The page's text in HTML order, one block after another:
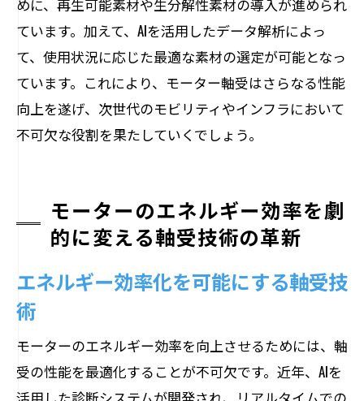
めに、再生可能素材や生分解性素材の導入が進められ
ています。加えて、AIを活用したデータ解析によっ
て、使用状況に応じた最適な素材の選定が可能となっ
ています。これにより、モーター軸受はさらなる性能
向上を遂げ、次世代のモビリティやインフラにおいて
不可欠な役割を果たしていくでしょう。
モーターのエネルギー効率を劇
的に変える軸受技術の革新
エネルギー効率化を可能にする軸受技
術
モーターのエネルギー効率を向上させるためには、軸
受の性能を最適化することが不可欠です。近年、AIを